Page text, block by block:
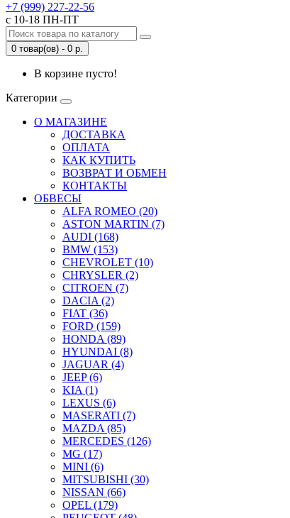
+7 (999) 227-22-56
с 10-18 ПН-ПТ
0 товар(ов) - 0 р.
В корзине пусто!
Категории
О МАГАЗИНЕ
ДОСТАВКА
ОПЛАТА
КАК КУПИТЬ
ВОЗВРАТ И ОБМЕН
КОНТАКТЫ
ОБВЕСЫ
ALFA ROMEO (20)
ASTON MARTIN (7)
AUDI (168)
BMW (153)
CHEVROLET (10)
CHRYSLER (2)
CITROEN (7)
DACIA (2)
FIAT (36)
FORD (159)
HONDA (89)
HYUNDAI (8)
JAGUAR (4)
JEEP (6)
KIA (1)
LEXUS (6)
MASERATI (7)
MAZDA (85)
MERCEDES (126)
MG (17)
MINI (6)
MITSUBISHI (30)
NISSAN (66)
OPEL (179)